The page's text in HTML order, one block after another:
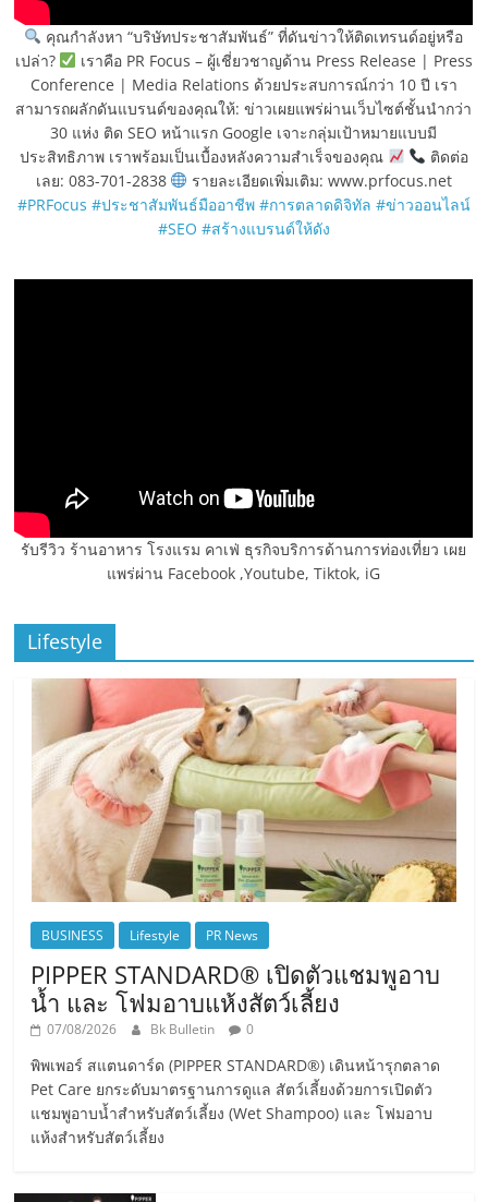
คุณกำลังหา “บริษัทประชาสัมพันธ์” ที่ดันข่าวให้ติดเทรนด์อยู่หรือ
เปล่า?
เราคือ PR Focus – ผู้เชี่ยวชาญด้าน Press Release | Press
Conference | Media Relations ด้วยประสบการณ์กว่า 10 ปี เรา
สามารถผลักดันแบรนด์ของคุณให้: ข่าวเผยแพร่ผ่านเว็บไซต์ชั้นนำกว่า
30 แห่ง ติด SEO หน้าแรก Google เจาะกลุ่มเป้าหมายแบบมี
ประสิทธิภาพ เราพร้อมเป็นเบื้องหลังความสำเร็จของคุณ
ติดต่อ
เลย: 083-701-2838
รายละเอียดเพิ่มเติม: www.prfocus.net
#PRFocus #ประชาสัมพันธ์มืออาชีพ #การตลาดดิจิทัล #ข่าวออนไลน์
#SEO #สร้างแบรนด์ให้ดัง
รับรีวิว ร้านอาหาร โรงแรม คาเฟ่ ธุรกิจบริการด้านการท่องเที่ยว เผย
แพร่ผ่าน Facebook ,Youtube, Tiktok, iG
Lifestyle
BUSINESS Lifestyle PR News
PIPPER STANDARD® เปิดตัวแชมพูอาบ
น้ำ และ โฟมอาบแห้งสัตว์เลี้ยง
07/08/2026 Bk Bulletin 0
พิพเพอร์ สแตนดาร์ด (PIPPER STANDARD®) เดินหน้ารุกตลาด
Pet Care ยกระดับมาตรฐานการดูแล สัตว์เลี้ยงด้วยการเปิดตัว
แชมพูอาบน้ำสำหรับสัตว์เลี้ยง (Wet Shampoo) และ โฟมอาบ
แห้งสำหรับสัตว์เลี้ยง